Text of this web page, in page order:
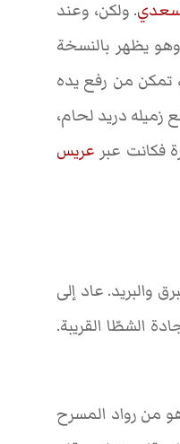
. ولكن، وعند
يظهر بالنسخة
تمكن من رفع يده
زميله دريد لحام،
فكانت عبر عريس
والبريد. عاد إلى
الشطّا القريبة.
من رواد المسرح